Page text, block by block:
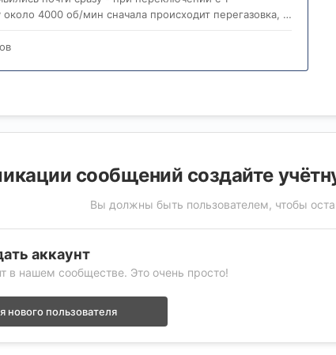
сообщений создайте
Вы должны быть пользователем, чтобы
аккаунт
в нашем сообществе. Это очень просто!
нового пользователя